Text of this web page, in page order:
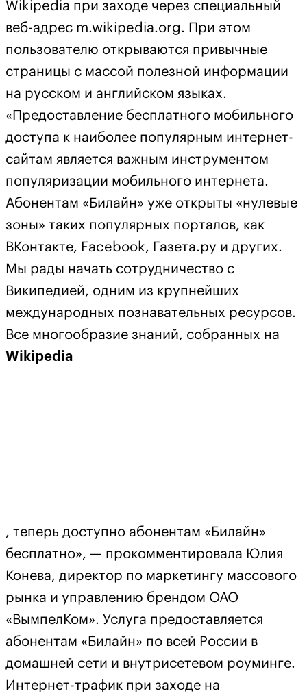
Wikipedia при заходе через специальный
веб-адрес m.wikipedia.org. При этом
пользователю открываются привычные
страницы с массой полезной информации
на русском и английском языках.
«Предоставление бесплатного мобильного
доступа к наиболее популярным интернет-
сайтам является важным инструментом
популяризации мобильного интернета.
Абонентам «Билайн» уже открыты «нулевые
зоны» таких популярных порталов, как
ВКонтакте, Facebook, Газета.ру и других.
Мы рады начать сотрудничество с
Википедией, одним из крупнейших
международных познавательных ресурсов.
Все многообразие знаний, собранных на
Wikipedia
, теперь доступно абонентам «Билайн»
бесплатно», — прокомментировала Юлия
Конева, директор по маркетингу массового
рынка и управлению брендом ОАО
«ВымпелКом». Услуга предоставляется
абонентам «Билайн» по всей России в
домашней сети и внутрисетевом роуминге.
Интернет-трафик при заходе на